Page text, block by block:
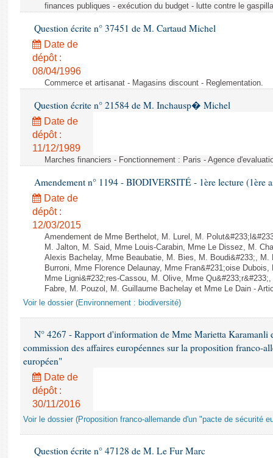
finances publiques - exécution du budget - lutte contre le
Question écrite n° 37451 de M. Cartaud Michel
Date de
dépôt :
08/04/1996
Commerce et artisanat - Magasins discount - Reglementation.
Question écrite n° 21584 de M. Inchausp� Michel
Date de
dépôt :
11/12/1989
Marches financiers - Fonctionnement : Paris - Agence
Amendement n° 1194 - BIODIVERSITÉ - 1ère lecture (1ère
Date de
dépôt :
12/03/2015
Amendement de Mme Berthelot, M. Lurel, M.
M. Jalton, M. Said, Mme Louis-Carabin, Mme Le Dissez, M.
Alexis Bachelay, Mme Beaubatie, M. Bies, M. Boudi&#233;,
Burroni, Mme Florence Delaunay, Mme Fran&#231;oise
Mme Ligni&#232;res-Cassou, M. Olive, Mme
Fabre, M. Pouzol, M. Guillaume Bachelay et Mme Le Dain -
Voir le dossier (Environnement : biodiversité)
N° 4267 - Rapport d'information de Mme Marietta Karamanli
commission des affaires européennes sur la proposition franco-
européen"
Date de
dépôt :
30/11/2016
Voir le dossier (Proposition franco-allemande d'un "pacte de sécurité
Question écrite n° 47128 de M. Le Fur Marc